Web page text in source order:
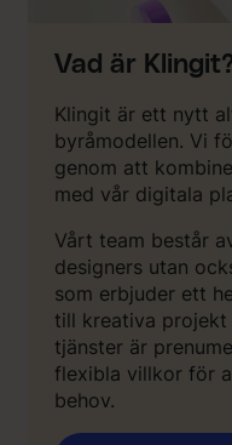
Vad är
Klingit är ett nytt
byråmodellen. Vi
genom att
med vår digitala
Vårt team består
designers utan
som erbjuder ett
till kreativa projekt
tjänster är
flexibla villkor för
behov.